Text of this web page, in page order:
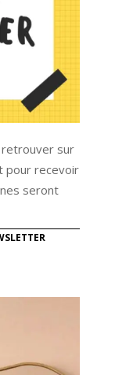
sur
pour recevoir
seront